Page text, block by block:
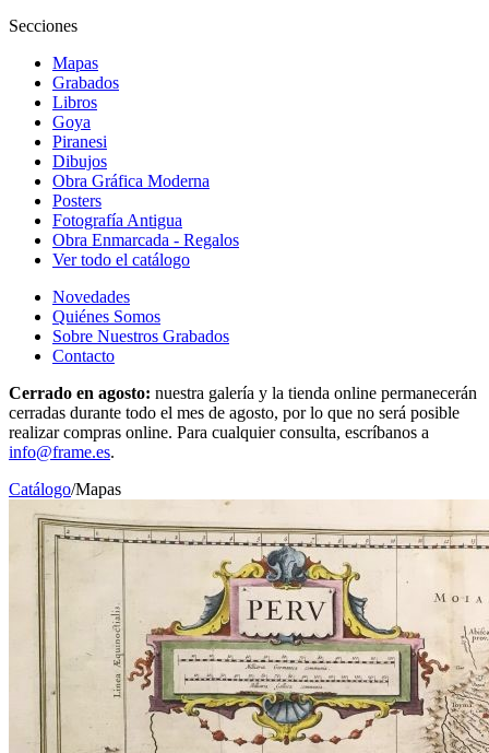
Secciones
Mapas
Grabados
Libros
Goya
Piranesi
Dibujos
Obra Gráfica Moderna
Posters
Fotografía Antigua
Obra Enmarcada - Regalos
Ver todo el catálogo
Novedades
Quiénes Somos
Sobre Nuestros Grabados
Contacto
Cerrado en agosto: nuestra galería y la tienda online permanecerán
cerradas durante todo el mes de agosto, por lo que no será posible
realizar compras online. Para cualquier consulta, escríbanos a
info@frame.es.
Catálogo/Mapas